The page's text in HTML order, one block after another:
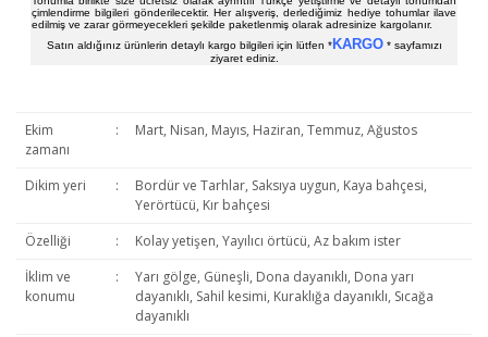
çimlendirme bilgileri gönderilecektir. Her alışveriş, derlediğimiz hediye tohumlar ilave
edilmiş ve zarar görmeyecekleri şekilde paketlenmiş olarak adresinize kargolanır.
Satın aldığınız ürünlerin detaylı kargo bilgileri için lütfen *KARGO* sayfamızı
ziyaret ediniz.
Ekim
zamanı
: Mart, Nisan, Mayıs, Haziran, Temmuz, Ağustos
Dikim yeri :
Bordür ve Tarhlar, Saksıya uygun, Kaya bahçesi,
Yerörtücü, Kır bahçesi
Özelliği
:
Kolay yetişen, Yayılıcı örtücü, Az bakım ister
İklim ve
konumu
:
Yarı gölge, Güneşli, Dona dayanıklı, Dona yarı
dayanıklı, Sahil kesimi, Kuraklığa dayanıklı, Sıcağa
dayanıklı